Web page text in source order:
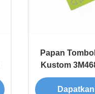
Papan
Kustom
Papan